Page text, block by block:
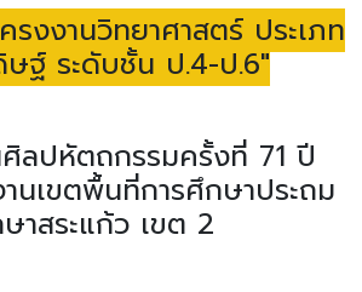
รงงานวิทยาศาสตร์ ประเภท
ษฐ์ ระดับชั้น ป.4-ป.6"
ศิลปหัตถกรรมครั้งที่ 71 ปี
นเขตพื้นที่การศึกษาประถม
าสระแก้ว เขต 2